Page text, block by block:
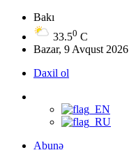
Bakı
33.50 C
Bazar, 9 Avqust 2026
Daxil ol
Abunə